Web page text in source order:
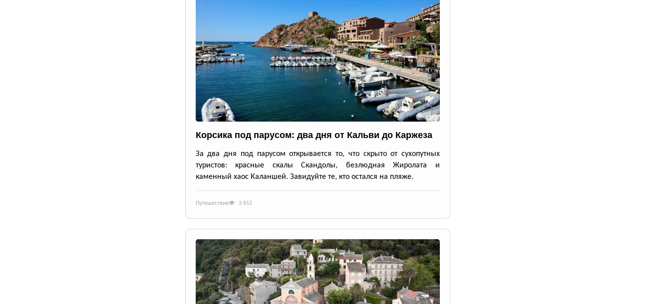
Корсика под парусом: два дня от Кальви до Каржеза
За два дня под парусом открывается то, что скрыто от сухопутных
туристов: красные скалы Скандолы, безлюдная Жиролата и
каменный хаос Каланшей. Завидуйте те, кто остался на пляже.
Путешествия 3 652